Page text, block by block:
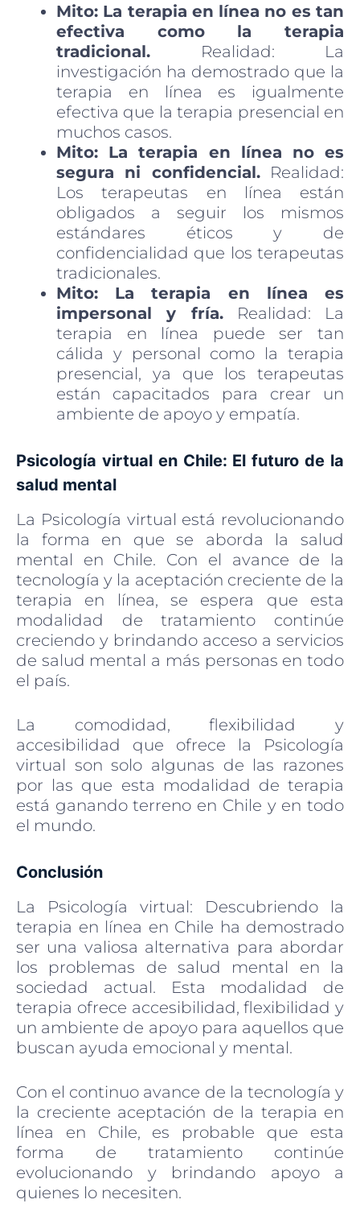
Mito: La terapia en línea no es tan
efectiva como la terapia
tradicional. Realidad: La
investigación ha demostrado que la
terapia en línea es igualmente
efectiva que la terapia presencial en
muchos casos.
Mito: La terapia en línea no es
segura ni confidencial.Realidad:
Los terapeutas en línea están
obligados a seguir los mismos
estándares éticos y de
confidencialidad que los terapeutas
tradicionales.
Mito: La terapia en línea es
impersonal y fría.Realidad: La
terapia en línea puede ser tan
cálida y personal como la terapia
presencial, ya que los terapeutas
están capacitados para crear un
ambiente de apoyo y empatía.
Psicología virtual en Chile: El futuro de la
salud mental
La Psicología virtual está revolucionando
la forma en que se aborda la salud
mental en Chile. Con el avance de la
tecnología y la aceptación creciente de la
terapia en línea, se espera que esta
modalidad de tratamiento continúe
creciendo y brindando acceso a servicios
de salud mental a más personas en todo
el país.
La comodidad, flexibilidad y
accesibilidad que ofrece la Psicología
virtual son solo algunas de las razones
por las que esta modalidad de terapia
está ganando terreno en Chile y en todo
el mundo.
Conclusión
La Psicología virtual: Descubriendo la
terapia en línea en Chile ha demostrado
ser una valiosa alternativa para abordar
los problemas de salud mental en la
sociedad actual. Esta modalidad de
terapia ofrece accesibilidad, flexibilidad y
un ambiente de apoyo para aquellos que
buscan ayuda emocional y mental.
Con el continuo avance de la tecnología y
la creciente aceptación de la terapia en
línea en Chile, es probable que esta
forma de tratamiento continúe
evolucionando y brindando apoyo a
quienes lo necesiten.